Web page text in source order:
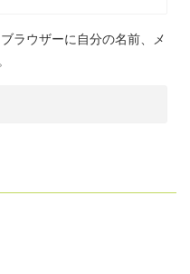
ラウザーに自分の名前、メ